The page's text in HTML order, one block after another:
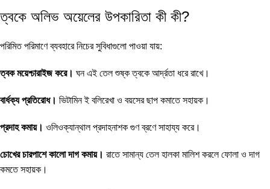
ত্বকে অলিভ অয়েলের উপকারিতা কী কী?
পরিমিত পরিমাণে ব্যবহারে নিচের সুবিধাগুলো পাওয়া যায়:
ত্বক ময়েশ্চারাইজ করে। ঘন এই তেল শুষ্ক ত্বকে আর্দ্রতা ধরে রাখে।
বার্ধক্য প্রতিরোধ। ভিটামিন ই বলিরেখা ও বয়সের ছাপ কমাতে সহায়ক।
প্রদাহ কমায়। ওলিওক্যান্থাল প্রদাহনাশক গুণ ব্রণে সাহায্য করে।
চোখের চারপাশে কালো দাগ কমায়। রাতে সামান্য তেল হালকা মালিশ করলে ফোলা ও দাগ
কমতে সহায়ক।